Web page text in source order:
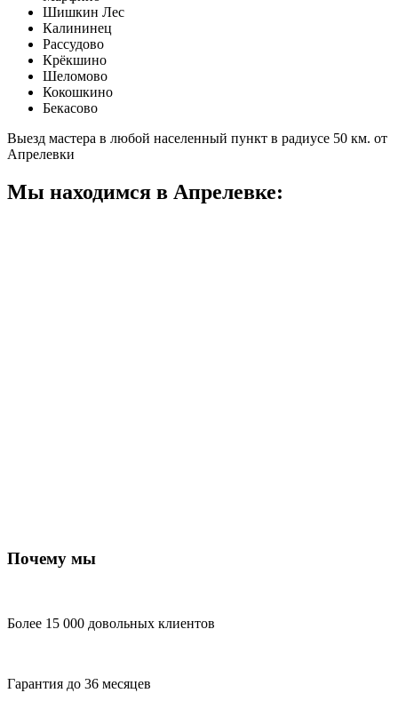
Шишкин Лес
Калининец
Рассудово
Крёкшино
Шеломово
Кокошкино
Бекасово
Выезд мастера в любой населенный пункт в радиусе 50 км. от
Апрелевки
Мы находимся в Апрелевке:
Почему мы
Более 15 000 довольных клиентов
Гарантия до 36 месяцев